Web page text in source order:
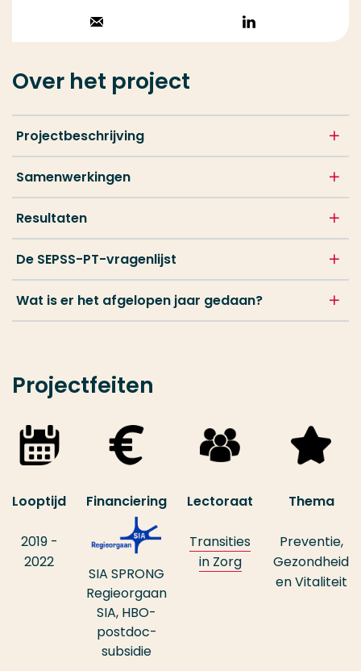
Stuur een email
Volg op
LinkedIn
Over het project
Projectbeschrijving
Samenwerkingen
Resultaten
De SEPSS-PT-vragenlijst
Wat is er het afgelopen jaar gedaan?
Projectfeiten
Looptijd
2019 -
2022
Financiering
SIA SPRONG
Regieorgaan
SIA, HBO-
postdoc-
subsidie
Lectoraat
Transities
in Zorg
Thema
Preventie,
Gezondheid
en Vitaliteit